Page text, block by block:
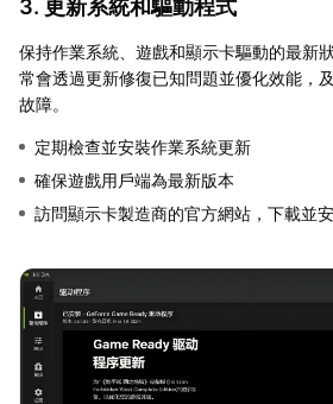
3. 更新系統和驅動程式
保持作業系統、遊戲和顯示卡驅動的最新
常會透過更新修復已知問題並優化效能，
故障。
定期檢查並安裝作業系統更新
確保遊戲用戶端為最新版本
訪問顯示卡製造商的官方網站，下載並